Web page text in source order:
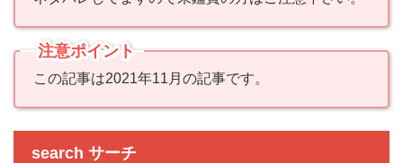
注意ポイント
この記事は2021年11月の記事です。
search サーチ